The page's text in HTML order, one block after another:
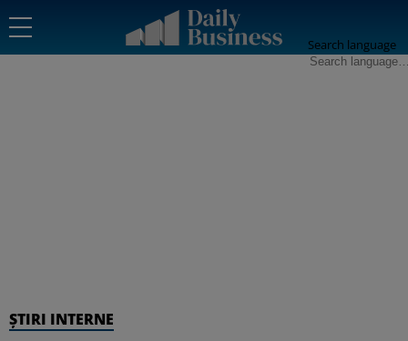
Search language
ȘTIRI INTERNE